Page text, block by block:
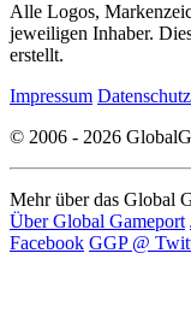
Alle Logos,
jeweiligen Inhaber.
erstellt.
Impressum Datenschutz
© 2006 - 2026
Mehr über das Global
Über Global Gameport
Facebook GGP @